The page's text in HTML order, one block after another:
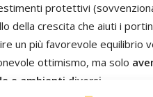
protettivi
della crescita che aiuti i
un più favorevole equilibrio
ottimismo, ma solo
e ambienti diversi